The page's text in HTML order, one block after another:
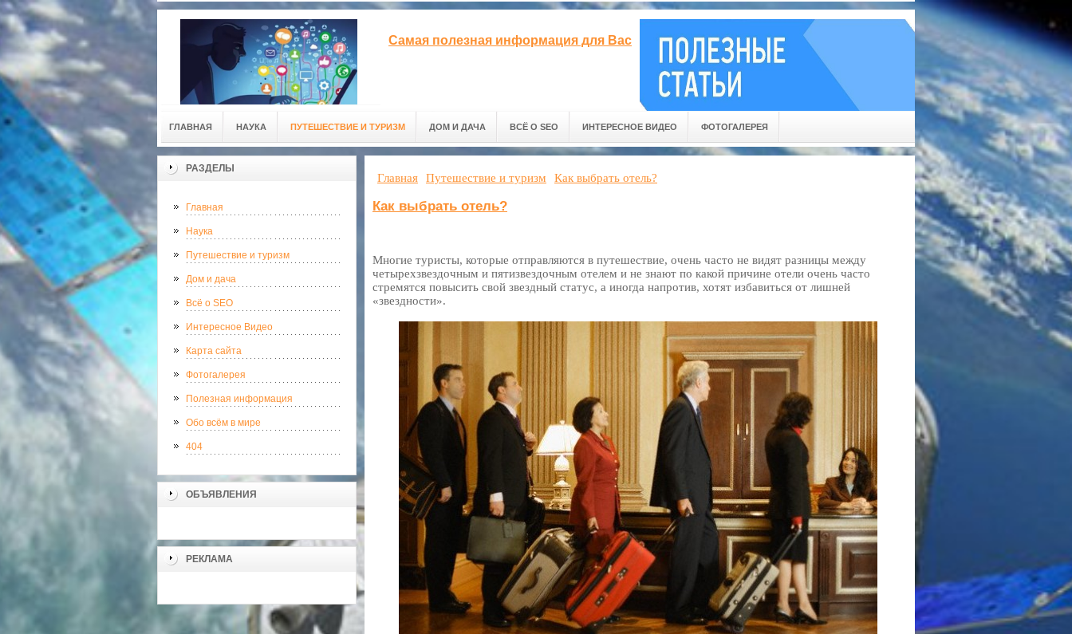
Самая полезная информация для Вас
ГЛАВНАЯ НАУКА ПУТЕШЕСТВИЕ И ТУРИЗМ ДОМ И ДАЧА ВСЁ О SEO ИНТЕРЕСНОЕ ВИДЕО ФОТОГАЛЕРЕЯ
РАЗДЕЛЫ
Главная
Наука
Путешествие и туризм
Дом и дача
Всё о SEO
Интересное Видео
Карта сайта
Фотогалерея
Полезная информация
Обо всём в мире
404
ОБЪЯВЛЕНИЯ
РЕКЛАМА
Главная Путешествие и туризм Как выбрать отель?
Как выбрать отель?
Многие туристы, которые отправляются в путешествие, очень часто не видят разницы между
четырехзвездочным и пятизвездочным отелем и не знают по какой причине отели очень часто
стремятся повысить свой звездный статус, а иногда напротив, хотят избавиться от лишней
«звездности».